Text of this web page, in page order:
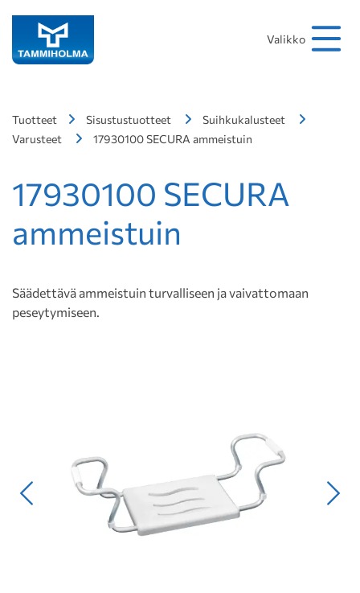
Valikko
Tuotteet Sisustustuotteet
Suihkukalusteet
Varusteet
17930100 SECURA ammeistuin
17930100 SECURA
ammeistuin
Säädettävä ammeistuin turvalliseen ja vaivattomaan
peseytymiseen.
Edellinen